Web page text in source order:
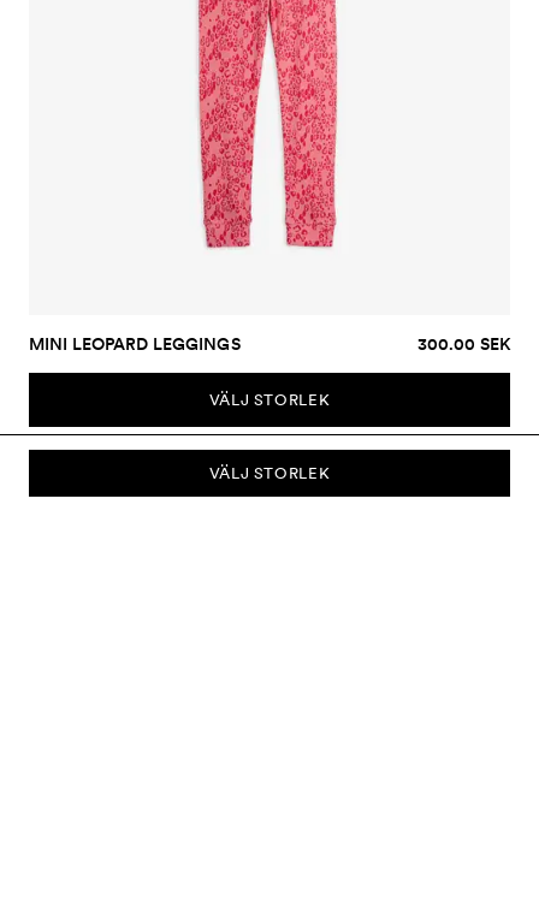
VÄLJ STORLEK
MINI LEOPARD LEGGINGS 300.00 SEK
VÄLJ STORLEK